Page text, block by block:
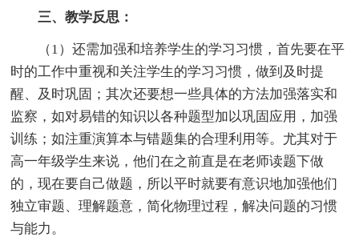
三、教学反思：
（1）还需加强和培养学生的学习习惯，首先要在平
时的工作中重视和关注学生的学习习惯，做到及时提
醒、及时巩固；其次还要想一些具体的方法加强落实和
监察，如对易错的知识以各种题型加以巩固应用，加强
训练；如注重演算本与错题集的合理利用等。尤其对于
高一年级学生来说，他们在之前直是在老师读题下做
的，现在要自己做题，所以平时就要有意识地加强他们
独立审题、理解题意，简化物理过程，解决问题的习惯
与能力。